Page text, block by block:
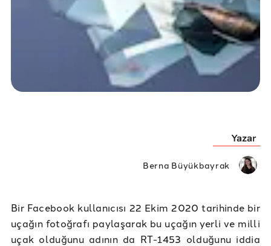
Yazar
Berna Büyükbayrak
Bir Facebook kullanıcısı 22 Ekim 2020 tarihinde bir
uçağın fotoğrafı paylaşarak bu uçağın yerli ve milli
uçak olduğunu adının da RT-1453 olduğunu iddia